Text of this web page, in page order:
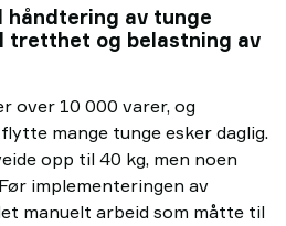
håndtering av tunge
tretthet og belastning av
over 10 000 varer, og
mange tunge esker daglig.
opp til 40 kg, men noen
implementeringen av
manuelt arbeid som måtte til